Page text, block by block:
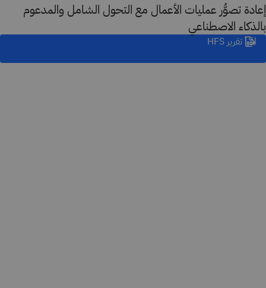
إعادة تصوُّر عمليات الأعمال مع التحول الشامل والمدعوم
بالذكاء الاصطناعي
اقرأ تقرير HFS